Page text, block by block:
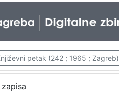
petak (242 ; 1965 ; Zagreb)